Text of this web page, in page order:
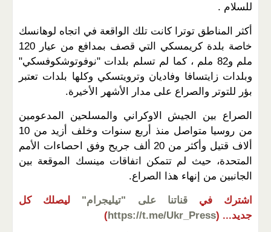
للسلام .
أكثر المناطق توترا كانت تلك الواقعة في اتجاه لوهانسك
خاصة بلدة كريمسكي التي قصف بمدافع من عيار 120
ملم و82 ملم ، كما لم تسلم بلدات "نوفوتوشكوفسكي"
وبلدات زايتسافا وفاديان وترويتسكي وكلها بلدات تعتبر
بؤر للتوتر والصراع على مدار الأشهر الأخيرة.
الصراع بين الجيش الاوكراني والمسلحين المدعومين
من روسيا متواصل منذ أربع سنوات وخلف أزيد من 10
ألاف قتيل وأكثر من 20 ألف جريح وفق احصاءات الأمم
المتحدة، حيث لم تتمكن اتفاقات مينسك الموقعة بين
الجانبين من إنهاء هذا الصراع.
اشترك في قناتنا على "تيليجرام"
ليصلك كل
جديد... (
https://t.me/Ukr_Press
)